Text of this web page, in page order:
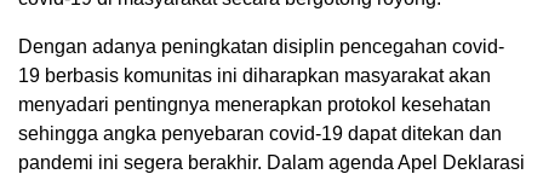
Dengan adanya peningkatan disiplin pencegahan covid-
19 berbasis komunitas ini diharapkan masyarakat akan
menyadari pentingnya menerapkan protokol kesehatan
sehingga angka penyebaran covid-19 dapat ditekan dan
pandemi ini segera berakhir. Dalam agenda Apel Deklarasi